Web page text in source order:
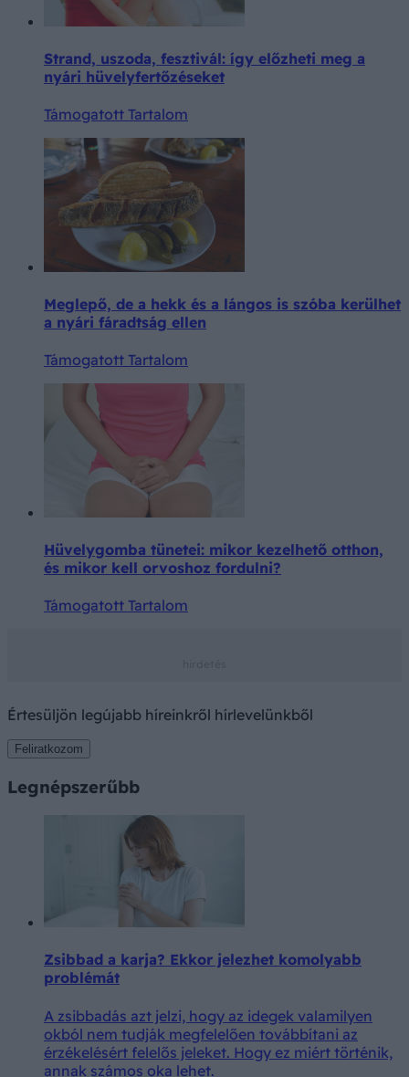
Strand, uszoda, fesztivál: így előzheti meg a
nyári hüvelyfertőzéseket
Támogatott Tartalom
Meglepő, de a hekk és a lángos is szóba kerülhet
a nyári fáradtság ellen
Támogatott Tartalom
Hüvelygomba tünetei: mikor kezelhető otthon,
és mikor kell orvoshoz fordulni?
Támogatott Tartalom
Értesüljön legújabb híreinkről hírlevelünkből
Feliratkozom
Legnépszerűbb
Zsibbad a karja? Ekkor jelezhet komolyabb
problémát
A zsibbadás azt jelzi, hogy az idegek valamilyen
okból nem tudják megfelelően továbbítani az
érzékelésért felelős jeleket. Hogy ez miért történik,
annak számos oka lehet.